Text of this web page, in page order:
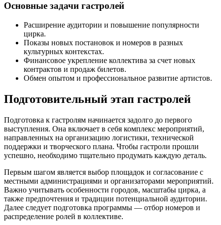
Основные задачи гастролей
Расширение аудитории и повышение популярности
цирка.
Показы новых постановок и номеров в разных
культурных контекстах.
Финансовое укрепление коллектива за счет новых
контрактов и продаж билетов.
Обмен опытом и профессиональное развитие артистов.
Подготовительный этап гастролей
Подготовка к гастролям начинается задолго до первого
выступления. Она включает в себя комплекс мероприятий,
направленных на организацию логистики, технической
поддержки и творческого плана. Чтобы гастроли прошли
успешно, необходимо тщательно продумать каждую деталь.
Первым шагом является выбор площадок и согласование с
местными администрациями и организаторами мероприятий.
Важно учитывать особенности городов, масштабы цирка, а
также предпочтения и традиции потенциальной аудитории.
Далее следует подготовка программы — отбор номеров и
распределение ролей в коллективе.